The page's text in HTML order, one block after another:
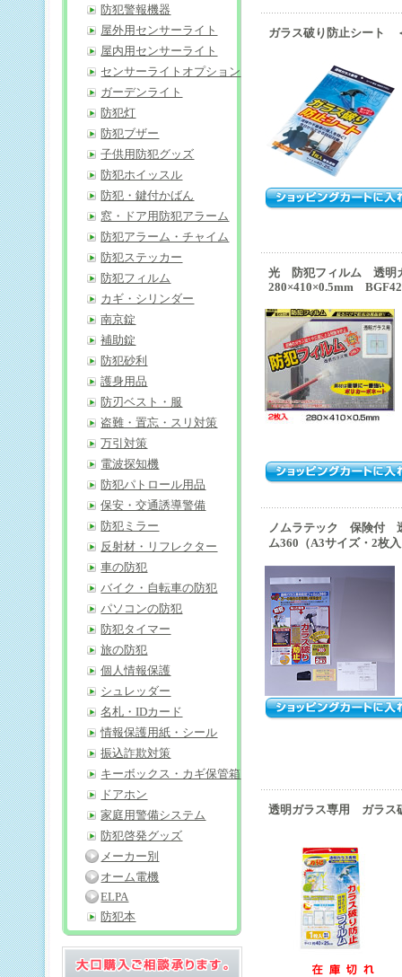
ガラス破り防止シート
光 防犯フィルム 透明
280×410×0.5mm
ノムラテック 保険付
ム360（A3サイズ・2枚
透明ガラス専用 ガラス
防犯警報機器
屋外用センサーライト
屋内用センサーライト
センサーライトオプション
ガーデンライト
防犯灯
防犯ブザー
子供用防犯グッズ
防犯ホイッスル
防犯・鍵付かばん
窓・ドア用防犯アラーム
防犯アラーム・チャイム
防犯ステッカー
防犯フィルム
カギ・シリンダー
南京錠
補助錠
防犯砂利
護身用品
防刃ベスト・服
盗難・置忘・スリ対策
万引対策
電波探知機
防犯パトロール用品
保安・交通誘導警備
防犯ミラー
反射材・リフレクター
車の防犯
バイク・自転車の防犯
パソコンの防犯
防犯タイマー
旅の防犯
個人情報保護
シュレッダー
名札・IDカード
情報保護用紙・シール
振込詐欺対策
キーボックス・カギ保管箱
ドアホン
家庭用警備システム
防犯啓発グッズ
メーカー別
オーム電機
ELPA
防犯本